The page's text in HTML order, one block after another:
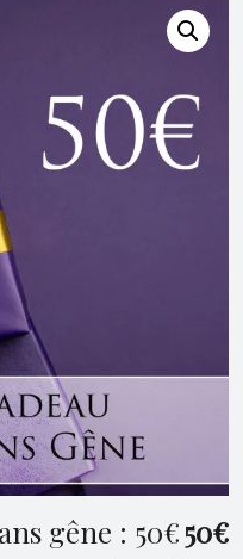
gêne : 50€50€